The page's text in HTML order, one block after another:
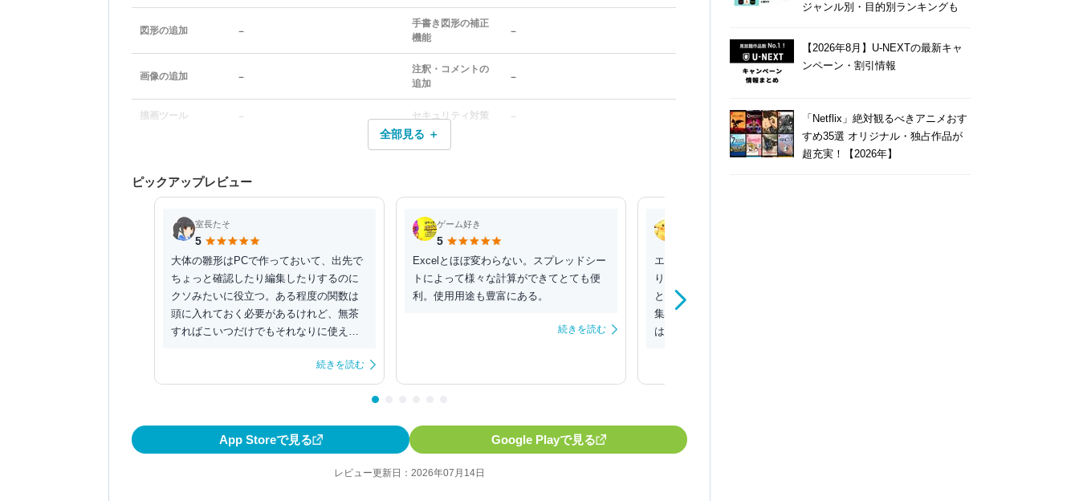
図形の追加 －
手書き図形の補正
機能
－
画像の追加 －
注釈・コメントの
追加
－
描画ツール － セキュリティ対策 －
全部見る ＋
ピックアップレビュー
室長たそ
5
大体の雛形はPCで作っておいて、出先で
ちょっと確認したり編集したりするのに
クソみたいに役立つ。ある程度の関数は
頭に入れておく必要があるけれど、無茶
すればこいつだけでもそれなりに使え
続きを読む
ゲーム好き
5
Excelとほぼ変わらない。スプレッドシー
トによって様々な計算ができてとても便
利。使用用途も豊富にある。
続きを読む
エクセルの代わりに使っています！何よ
り【無料】でたくさんの機能を使えるこ
とに感謝です。私はiPadを使用して編
集・出力を行なっていますが、不便な点
はなく快適です。
App Storeで見る Google Playで見る
レビュー更新日：2026年07月14日
ジャンル別・目的別ランキングも
【2026年8月】U-NEXTの最新キャ
ンペーン・割引情報
「Netflix」絶対観るべきアニメおす
すめ35選 オリジナル・独占作品が
超充実！【2026年】